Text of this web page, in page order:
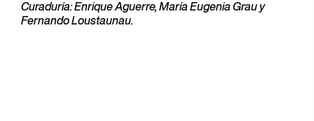
Curaduría: Enrique Aguerre, María Eugenia Grau y
Fernando Loustaunau.